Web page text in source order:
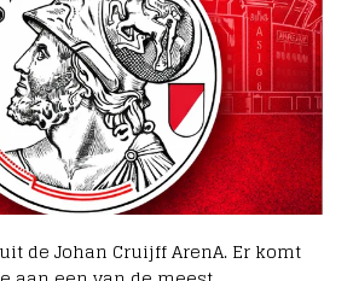
de Johan Cruijff ArenA. Er komt